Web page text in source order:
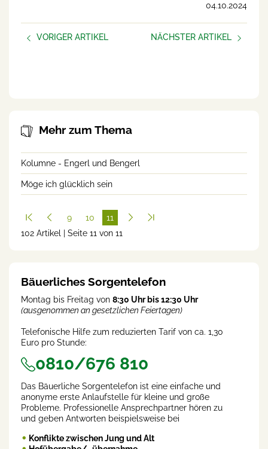
04.10.2024
VORIGER ARTIKEL
NÄCHSTER ARTIKEL
Mehr zum Thema
Kolumne - Engerl und Bengerl
Möge ich glücklich sein
9 10
11
(cur
102 Artikel | Seite 11 von 11
Bäuerliches Sorgentelefon
Montag bis Freitag von 8:30 Uhr bis 12:30 Uhr
(ausgenommen an gesetzlichen Feiertagen)
Telefonische Hilfe zum reduzierten Tarif von ca. 1,30
Euro pro Stunde:
0810/676 810
Das Bäuerliche Sorgentelefon ist eine einfache und
anonyme erste Anlaufstelle für kleine und große
Probleme. Professionelle Ansprechpartner hören zu
und geben Antworten beispielsweise bei
Konflikte zwischen Jung und Alt